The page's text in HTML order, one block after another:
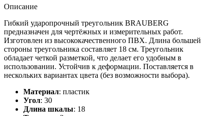
Описание
Гибкий ударопрочный треугольник BRAUBERG
предназначен для чертёжных и измерительных работ.
Изготовлен из высококачественного ПВХ. Длина большей
стороны треугольника составляет 18 см. Треугольник
обладает четкой разметкой, что делает его удобным в
использовании. Устойчив к деформации. Поставляется в
нескольких вариантах цвета (без возможности выбора).
Материал: пластик
Угол: 30
Длина шкалы: 18